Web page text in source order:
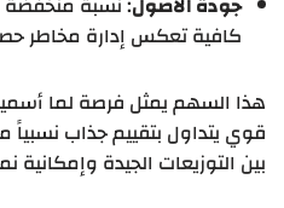
كافية تعكس إدارة مخاطر
هذا السهم يمثل فرصة لما
قوي يتداول بتقييم جذاب نسبياً
بين التوزيعات الجيدة وإمكانية